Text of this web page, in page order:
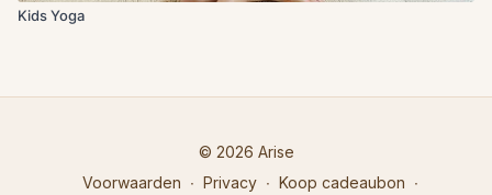
Kids Yoga
© 2026 Arise
Voorwaarden ∙ Privacy ∙ Koop cadeaubon ∙